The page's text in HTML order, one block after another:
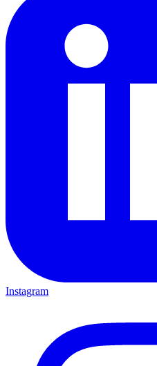
Instagram